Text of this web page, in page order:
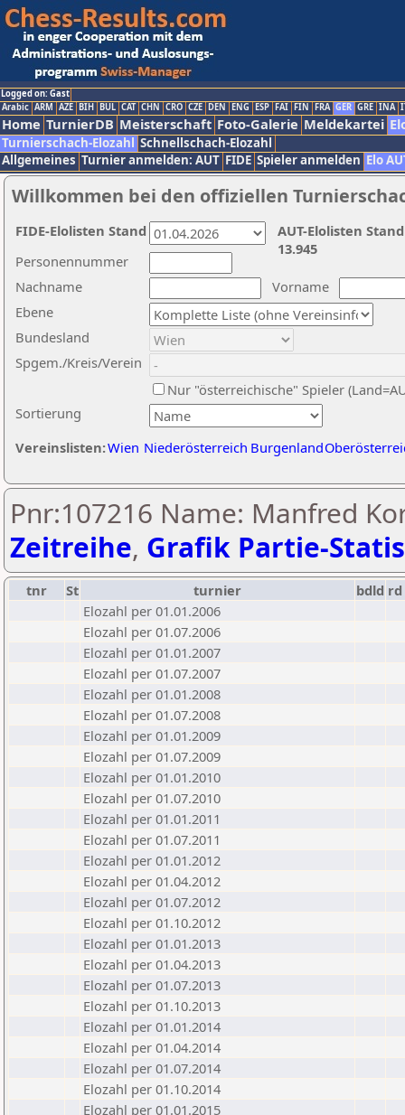
Logged on: Gast
Arabic ARM AZE BIH BUL CAT CHN CRO CZE DEN ENG ESP FAI FIN FRA GER GRE INA
Home TurnierDB Meisterschaft Foto-Galerie Meldekartei
Turnierschach-Elozahl Schnellschach-Elozahl
Allgemeines Turnier anmelden: AUT FIDE Spieler anmelden Elo
Willkommen bei den offiziellen
Nachname
Vorname
Ebene
Sortierung
Personennummer
Bundesland
Spgem./Kreis/Verein
Nur "österreichische" Spieler
Vereinslisten:Wien Niederösterreich Burgenland
AUT-Elolisten
13.945
FIDE-Elolisten Stand
Pnr:107216 Name: Manfred
Zeitreihe, Grafik Partie-
tnr St turnier bdld rd
Elozahl per 01.01.2006
Elozahl per 01.07.2006
Elozahl per 01.01.2007
Elozahl per 01.07.2007
Elozahl per 01.01.2008
Elozahl per 01.07.2008
Elozahl per 01.01.2009
Elozahl per 01.07.2009
Elozahl per 01.01.2010
Elozahl per 01.07.2010
Elozahl per 01.01.2011
Elozahl per 01.07.2011
Elozahl per 01.01.2012
Elozahl per 01.04.2012
Elozahl per 01.07.2012
Elozahl per 01.10.2012
Elozahl per 01.01.2013
Elozahl per 01.04.2013
Elozahl per 01.07.2013
Elozahl per 01.10.2013
Elozahl per 01.01.2014
Elozahl per 01.04.2014
Elozahl per 01.07.2014
Elozahl per 01.10.2014
Elozahl per 01.01.2015